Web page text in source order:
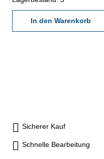
Kasten Messbereich 9,01 -
10,00 mmIn den Warenkorb
Sicherer Kauf
Schnelle Bearbeitung